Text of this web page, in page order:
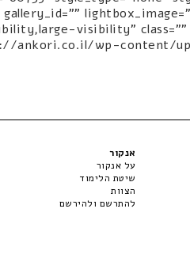
visibility" class=""
ankori.co.il/wp-content/
אנקור
על אנקור
שיטת הלימוד
הצוות
להתרשם ולהירשם